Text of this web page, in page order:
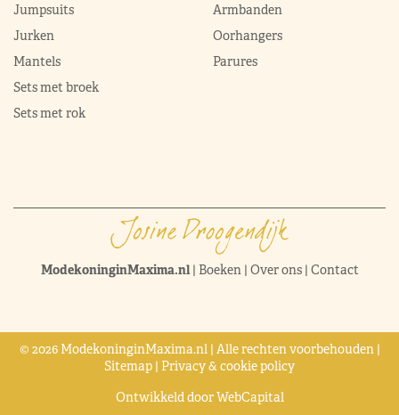
Jumpsuits
Jurken
Mantels
Sets met broek
Sets met rok
Armbanden
Oorhangers
Parures
ModekoninginMaxima.nl| Boeken| Over ons| Contact
© 2026 ModekoninginMaxima.nl | Alle rechten voorbehouden |
Sitemap | Privacy & cookie policy
Ontwikkeld doorWebCapital